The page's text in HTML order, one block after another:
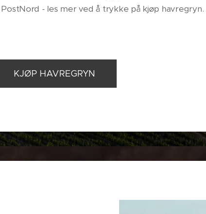
- les mer ved å trykke på kjøp havregryn.
KJØP HAVREGRYN